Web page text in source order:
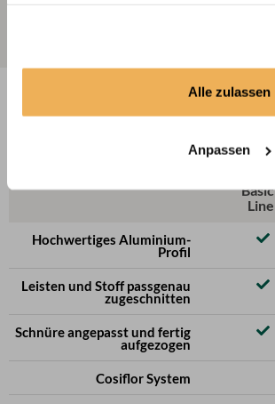
Alle zulassen
Anpassen
Basic
Line
Hochwertiges Aluminium-
Profil
Leisten und Stoff passgenau
zugeschnitten
Schnüre angepasst und fertig
aufgezogen
Cosiflor System